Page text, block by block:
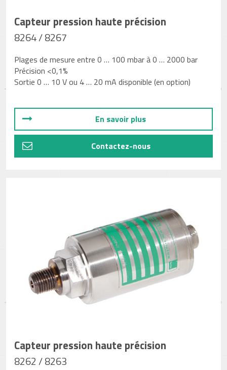
Capteur pression haute précision
8264 / 8267
Plages de mesure entre 0 … 100 mbar à 0 … 2000 bar
Précision <0,1%
Sortie 0 … 10 V ou 4 … 20 mA disponible (en option)
En savoir plus
Contactez-nous
Capteur pression haute précision
8262 / 8263